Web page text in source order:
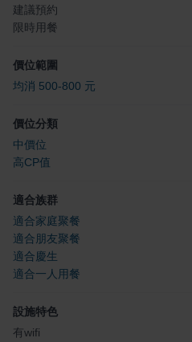
建議預約
限時用餐
價位範圍
均消 500-800 元
價位分類
中價位
高CP值
適合族群
適合家庭聚餐
適合朋友聚餐
適合慶生
適合一人用餐
設施特色
有wifi